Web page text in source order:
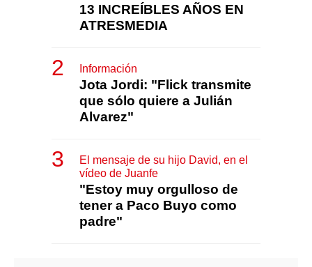
13 INCREÍBLES AÑOS EN
ATRESMEDIA
Información
Jota Jordi: "Flick transmite
que sólo quiere a Julián
Alvarez"
El mensaje de su hijo David, en el
vídeo de Juanfe
"Estoy muy orgulloso de
tener a Paco Buyo como
padre"